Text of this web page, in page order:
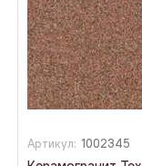
Артикул: 1002345